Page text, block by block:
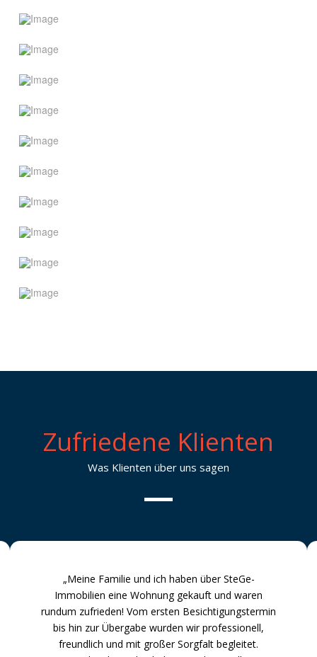
Zufriedene Klienten
Was Klienten über uns sagen
„Meine Familie und ich haben über SteGe-
Immobilien eine Wohnung gekauft und waren
rundum zufrieden! Vom ersten Besichtigungstermin
bis hin zur Übergabe wurden wir professionell,
freundlich und mit großer Sorgfalt begleitet.